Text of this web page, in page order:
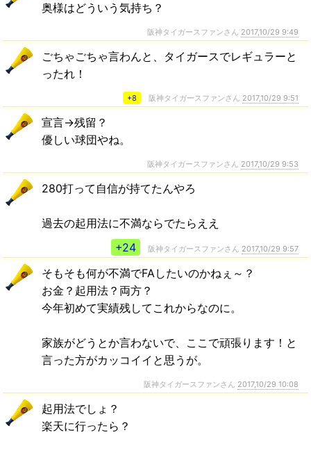
奥様はどういう気持ち？
阪神タイガースファンさん 2017,10/29 9:49
ごちゃごちゃ言わんと、タイガースでレギュラーと
ったれ！
+8 阪神タイガースファンさん 2017,10/29 9:51
宣言→残留？
優しい球団やね。
阪神タイガースファンさん 2017,10/29 9:53
280打って自信が持てたんやろ
過去の起用法に不満ならでたらええ
+24
阪神タイガースファンさん 2017,10/29 9:57
そもそも何が不満でFAしたいのかねぇ～？
お金？起用法？両方？
今年初めて実績残してこれからなのに。
家族がどうとか言わないで、ここで頑張ります！と
言った方がカッコイイと思うが。
阪神タイガースファンさん 2017,10/29 10:08
起用法でしょ？
楽天に行ったら？